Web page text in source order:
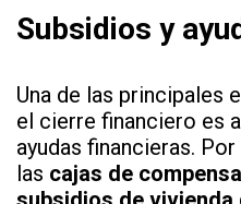
Subsidios y
Una de las principales
el cierre financiero es
ayudas financieras.
las cajas de